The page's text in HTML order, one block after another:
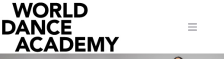
TILMELD HOLD